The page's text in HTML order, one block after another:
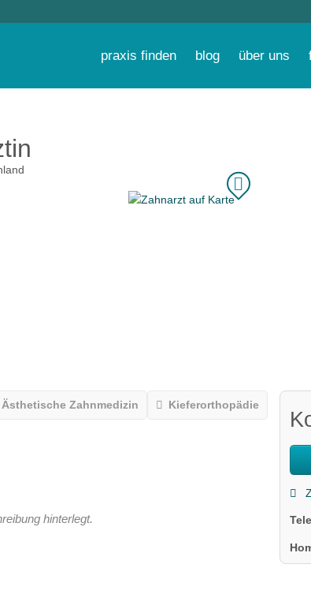
praxis finden blog über uns
Ästhetische Zahnmedizin Kieferorthopädie
hinterlegt.